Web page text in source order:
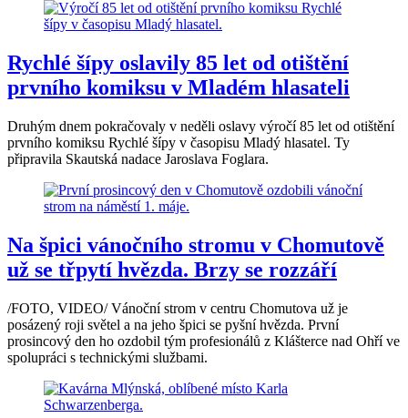
Rychlé šípy oslavily 85 let od otištění
prvního komiksu v Mladém hlasateli
Druhým dnem pokračovaly v neděli oslavy výročí 85 let od otištění
prvního komiksu Rychlé šípy v časopisu Mladý hlasatel. Ty
připravila Skautská nadace Jaroslava Foglara.
Na špici vánočního stromu v Chomutově
už se třpytí hvězda. Brzy se rozzáří
/FOTO, VIDEO/ Vánoční strom v centru Chomutova už je
posázený roji světel a na jeho špici se pyšní hvězda. První
prosincový den ho ozdobil tým profesionálů z Klášterce nad Ohří ve
spolupráci s technickými službami.